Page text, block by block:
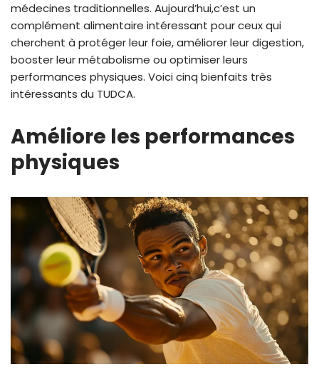
médecines traditionnelles. Aujourd’hui,c’est un
complément alimentaire intéressant pour ceux qui
cherchent à protéger leur foie, améliorer leur digestion,
booster leur métabolisme ou optimiser leurs
performances physiques. Voici cinq bienfaits très
intéressants du TUDCA.
Améliore les performances
physiques